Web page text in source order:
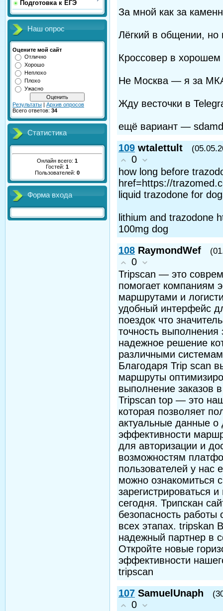
Подготовка к ЕГЭ
Наш опрос
Оцените мой сайт
Отлично
Хорошо
Неплохо
Плохо
Ужасно
Результаты | Архив опросов
Всего ответов: 34
Статистика
Онлайн всего: 1
Гостей: 1
Пользователей: 0
Форма входа
За мной как за
Лёгкий в общении,
Кроссовер в хорошем
Не Москва — я за
Жду весточки в
ещё вариант —
109 wtalettult
0
how long before
href=https://
liquid trazodone for
lithium and trazodone
100mg dog
108 RaymondWef
0
Tripscan — это
помогает компаниям
маршрутами и
удобный интерфейс
поездок что
точность
надежное решение
различными
Благодаря Trip scan
маршруты
выполнение заказов
Tripscan top — это
которая позволяет
актуальные данные о
эффективности
для авторизации и
возможностям
пользователей у нас
можно ознакомиться
зарегистрироваться
сегодня. Трипскан
безопасность
всех этапах.
надежный партнер в
Откройте новые
эффективности
tripscan
107 SamuelUnaph
0